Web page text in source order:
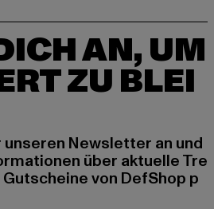
AN, UM
ZU BLEI
Newsletter an und
über aktuelle Tre
von DefShop p